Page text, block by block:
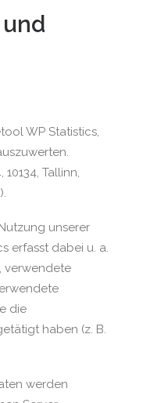
WP Statistics,
Tallinn,
).
unserer
erfasst dabei u. a.
verwendete
die
haben (z. B.
werden